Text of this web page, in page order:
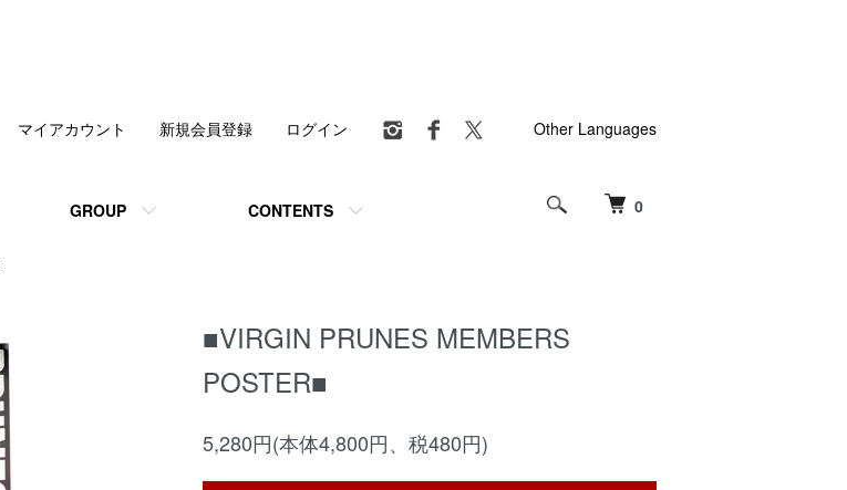
0
GROUP CONTENTS
マイアカウント 新規会員登録 ログイン Other Languages
■VIRGIN PRUNES MEMBERS
POSTER■
5,280円(本体4,800円、税480円)